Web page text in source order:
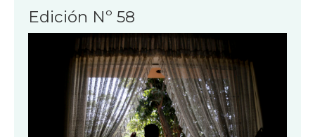
Edición Nº 58